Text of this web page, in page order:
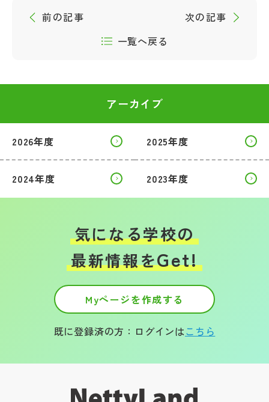
前の記事
一覧へ戻る
次の記事
アーカイブ
2026年度 2025年度
2024年度 2023年度
気になる学校の
最新情報をGet!
Myページを作成する
既に登録済の方：ログインはこちら